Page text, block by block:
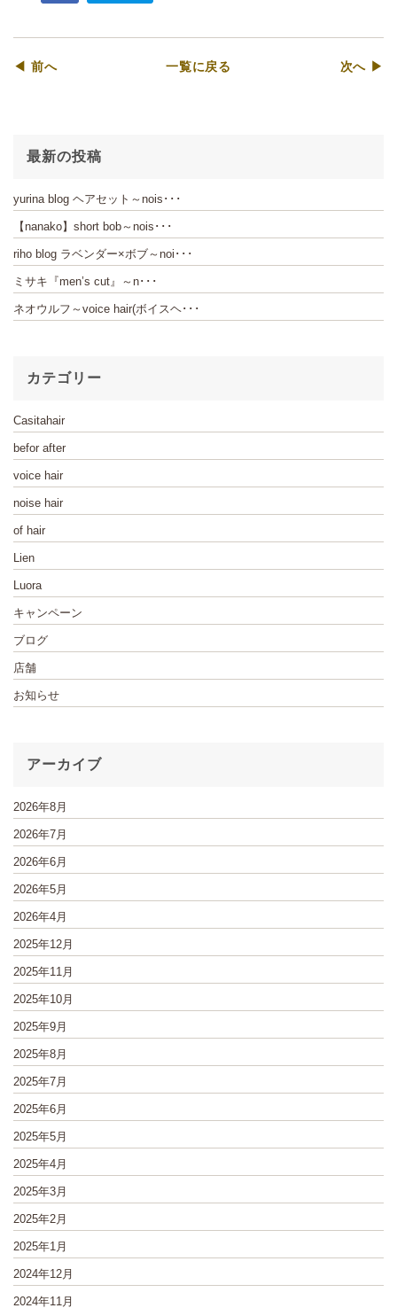
◀ 前へ 一覧に戻る 次へ ▶
最新の投稿
yurina blog ヘアセット～nois･･･
【nanako】short bob～nois･･･
riho blog ラベンダー×ボブ～noi･･･
ミサキ『men’s cut』～n･･･
ネオウルフ～voice hair(ボイスヘ･･･
カテゴリー
Casitahair
befor after
voice hair
noise hair
of hair
Lien
Luora
キャンペーン
ブログ
店舗
お知らせ
アーカイブ
2026年8月
2026年7月
2026年6月
2026年5月
2026年4月
2025年12月
2025年11月
2025年10月
2025年9月
2025年8月
2025年7月
2025年6月
2025年5月
2025年4月
2025年3月
2025年2月
2025年1月
2024年12月
2024年11月